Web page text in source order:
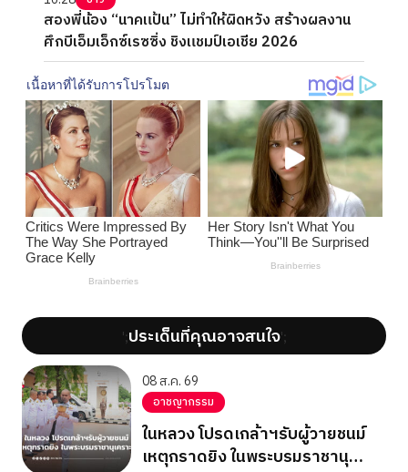
สองพี่น้อง “นาคแป้น” ไม่ทำให้ผิดหวัง สร้างผลงาน
ศึกบีเอ็มเอ็กซ์เรซซิ่ง ชิงแชมป์เอเชีย 2026
';ประเด็นที่คุณอาจสนใจ';
08 ส.ค. 69
อาชญากรรม
ในหลวง โปรดเกล้าฯรับผู้วายชนม์
เหตุกราดยิง ในพระบรมราชานุ